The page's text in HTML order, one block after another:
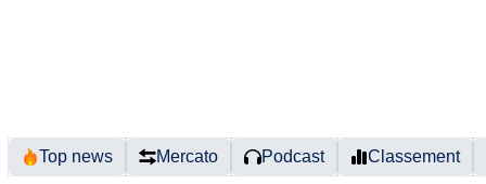
Top news Mercato Podcast Classement